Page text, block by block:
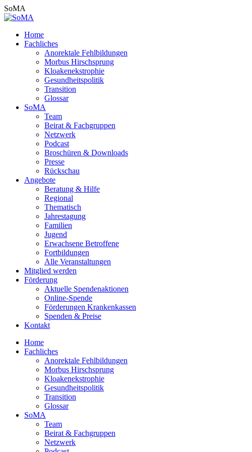
Zum
Inhalt
SoMA
Home
Fachliches
Anorektale Fehlbildungen
Morbus Hirschsprung
Kloakenekstrophie
Gesundheitspolitik
Transition
Glossar
SoMA
Team
Beirat & Fachgruppen
Netzwerk
Podcast
Broschüren & Downloads
Presse
Rückschau
Angebote
Beratung & Hilfe
Regional
Thematisch
Jahrestagung
Familien
Jugend
Erwachsene Betroffene
Fortbildungen
Alle Veranstaltungen
Mitglied werden
Förderung
Aktuelle Spendenaktionen
Online-Spende
Förderungen Krankenkassen
Spenden & Preise
Kontakt
Home
Fachliches
Anorektale Fehlbildungen
Morbus Hirschsprung
Kloakenekstrophie
Gesundheitspolitik
Transition
Glossar
SoMA
Team
Beirat & Fachgruppen
Netzwerk